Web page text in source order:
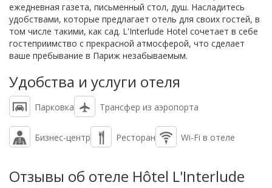
ежедневная газета, письменный стол, душ. Насладитесь
удобствами, которые предлагает отель для своих гостей, в
том числе такими, как сад. L'Interlude Hotel сочетает в себе
гостеприимство с прекрасной атмосферой, что сделает
ваше пребывание в Париж незабываемым.
Удобства и услуги отеля
Парковка Трансфер из аэропорта
Бизнес-центр Ресторан Wi-Fi в отеле
Отзывы об отеле Hôtel L'Interlude